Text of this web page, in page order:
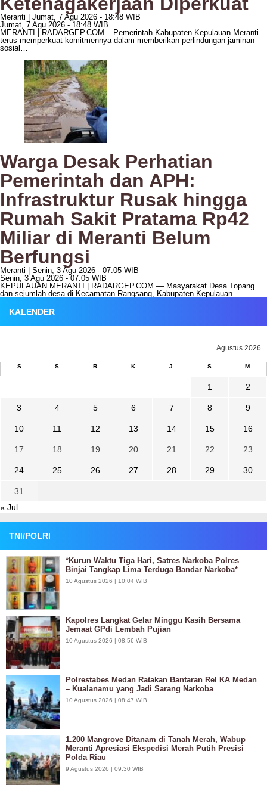
KALENDER
Agustus 2026
S S R K J S M
1 2
3 4 5 6 7 8 9
10 11 12 13 14 15 16
17 18 19 20 21 22 23
24 25 26 27 28 29 30
31
« Jul
TNI/POLRI
*Kurun Waktu Tiga Hari, Satres Narkoba Polres
Binjai Tangkap Lima Terduga Bandar Narkoba*
10 Agustus 2026 | 10:04 WIB
Kapolres Langkat Gelar Minggu Kasih Bersama
Jemaat GPdi Lembah Pujian
10 Agustus 2026 | 08:56 WIB
Polrestabes Medan Ratakan Bantaran Rel KA Medan
– Kualanamu yang Jadi Sarang Narkoba
10 Agustus 2026 | 08:47 WIB
1.200 Mangrove Ditanam di Tanah Merah, Wabup
Meranti Apresiasi Ekspedisi Merah Putih Presisi
Polda Riau
9 Agustus 2026 | 09:30 WIB
Meranti | Jumat, 7 Agu 2026 - 18:48 WIB
Jumat, 7 Agu 2026 - 18:48 WIB
MERANTI | RADARGEP.COM – Pemerintah Kabupaten Kepulauan Meranti
terus memperkuat komitmennya dalam memberikan perlindungan jaminan
sosial…
Warga Desak Perhatian
Pemerintah dan APH:
Infrastruktur Rusak hingga
Rumah Sakit Pratama Rp42
Miliar di Meranti Belum
Berfungsi
Meranti | Senin, 3 Agu 2026 - 07:05 WIB
Senin, 3 Agu 2026 - 07:05 WIB
KEPULAUAN MERANTI | RADARGEP.COM — Masyarakat Desa Topang
dan sejumlah desa di Kecamatan Rangsang, Kabupaten Kepulauan…